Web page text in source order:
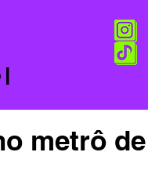
|
metrô de